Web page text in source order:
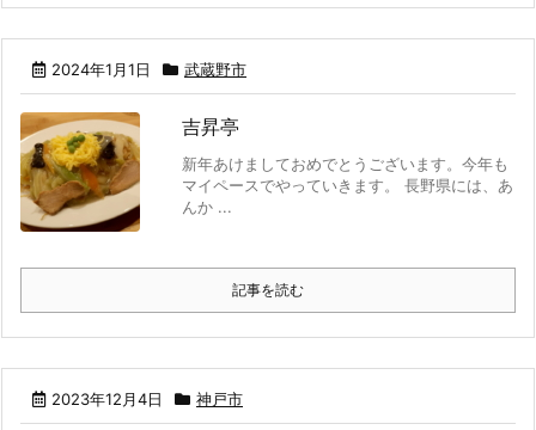
2024年1月1日 武蔵野市
吉昇亭
新年あけましておめでとうございます。今年も
マイペースでやっていきます。 長野県には、あ
んか ...
記事を読む
2023年12月4日 神戸市